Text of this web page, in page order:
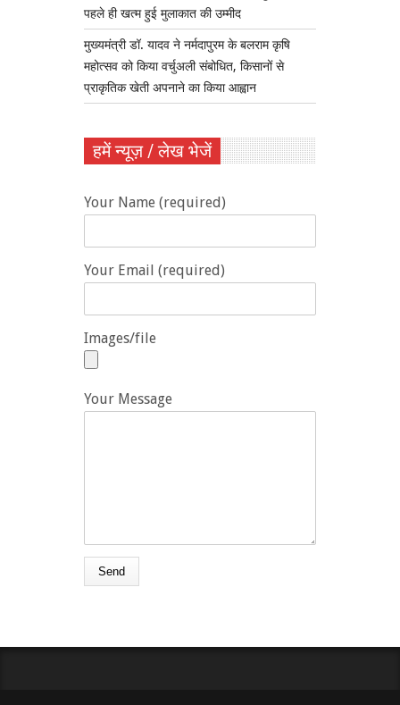
पहले ही खत्म हुई मुलाकात की उम्मीद
मुख्यमंत्री डॉ. यादव ने नर्मदापुरम के बलराम कृषि
महोत्सव को किया वर्चुअली संबोधित, किसानों से
प्राकृतिक खेती अपनाने का किया आह्वान
हमें न्यूज़ / लेख भेजें
Your Name (required)
Your Email (required)
Images/file
Your Message